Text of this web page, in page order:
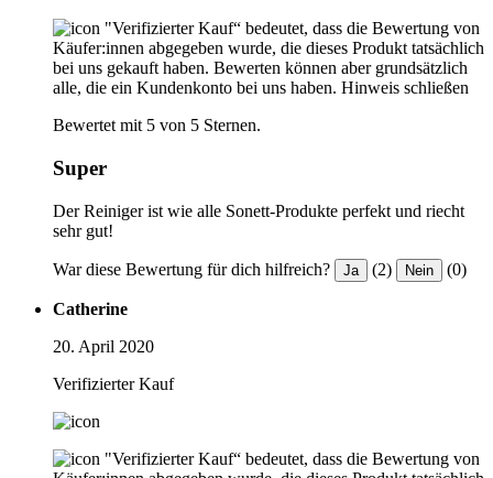
"Verifizierter Kauf“ bedeutet, dass die Bewertung von
Käufer:innen abgegeben wurde, die dieses Produkt tatsächlich
bei uns gekauft haben. Bewerten können aber grundsätzlich
alle, die ein Kundenkonto bei uns haben. Hinweis schließen
Bewertet mit 5 von 5 Sternen.
Super
Der Reiniger ist wie alle Sonett-Produkte perfekt und riecht
sehr gut!
War diese Bewertung für dich hilfreich? Ja (2) Nein (0)
Catherine
20. April 2020
Verifizierter Kauf
"Verifizierter Kauf“ bedeutet, dass die Bewertung von